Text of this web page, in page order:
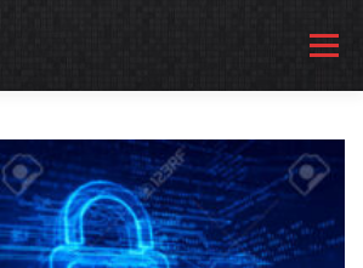
Menu
CURSOS EXERCÍCIOS SQL
LINKS COMUNIDADE